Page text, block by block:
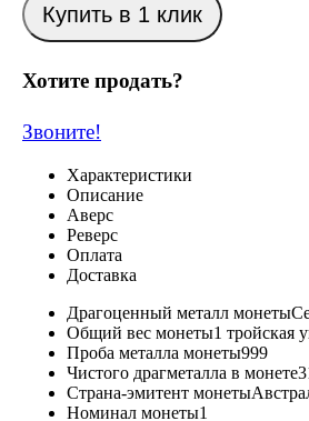
Купить в 1 клик
Хотите продать?
Звоните!
Характеристики
Описание
Аверс
Реверс
Оплата
Доставка
Драгоценный металл монеты
Общий вес монеты1 тройская
Проба металла монеты999
Чистого драгметалла в монете
Страна-эмитент монеты
Номинал монеты1